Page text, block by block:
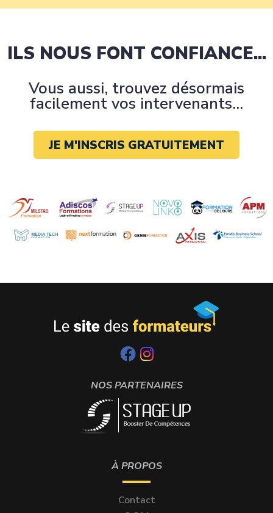
ILS NOUS FONT CONFIANCE...
Vous aussi, trouvez désormais
facilement vos intervenants...
JE M'INSCRIS GRATUITEMENT
NOS PARTENAIRES
À PROPOS
Contact